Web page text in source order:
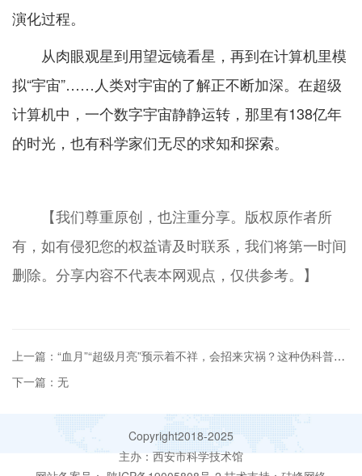
演化过程。
从肉眼观星到用望远镜看星，再到在计算机里模
拟“宇宙”……人类对宇宙的了解正不断加深。在超级
计算机中，一个数字宇宙静静运转，那里有138亿年
的时光，也有科学家们无尽的求知和探索。
【我们尊重原创，也注重分享。版权原作者所
有，如有侵犯您的权益请及时联系，我们将第一时间
删除。分享内容不代表本网观点，仅供参考。】
上一篇：“血月”“超级月亮”预示着不祥，会招来灾祸？这种伪科普别再信了
下一篇：无
Copyright2018-2025
主办：西安市科学技术馆